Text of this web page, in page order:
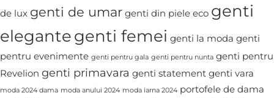
de lux genti de umar genti din piele eco genti
elegantegenti femei genti la moda genti
pentru evenimente genti pentru gala genti pentru nunta genti pentru
Revelion genti primavara genti statement genti vara
moda 2024 dama moda anului 2024 moda iarna 2024 portofele de dama